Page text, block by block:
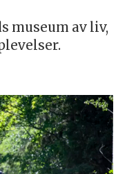
museum av liv,